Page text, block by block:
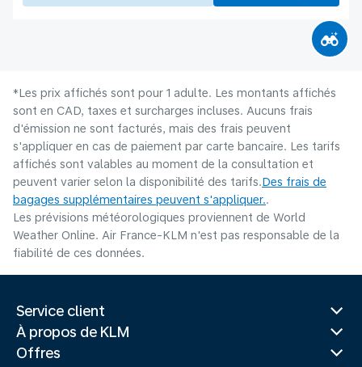
*Les prix affichés sont pour 1 adulte. Les montants affichés
sont en CAD, taxes et surcharges incluses. Aucuns frais
d'émission ne sont facturés, mais des frais peuvent
s'appliquer en cas de paiement par carte bancaire. Les tarifs
affichés sont valables au moment de la consultation et
peuvent varier selon la disponibilité des tarifs.Des frais de
bagages supplémentaires peuvent s'appliquer..
Les prévisions météorologiques proviennent de World
Weather Online. Air France-KLM n'est pas responsable de la
fiabilité de ces données.
Service client
À propos de KLM
Offres